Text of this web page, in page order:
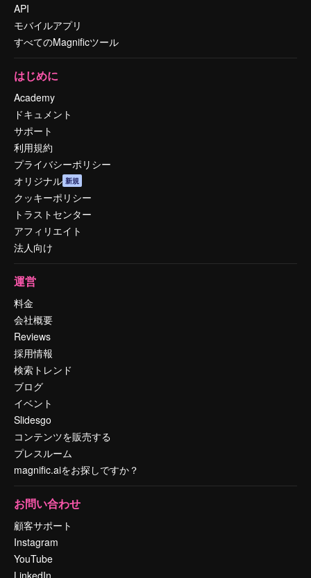
API
モバイルアプリ
すべてのMagnificツール
はじめに
Academy
ドキュメント
サポート
利用規約
プライバシーポリシー
オリジナル 新規
クッキーポリシー
トラストセンター
アフィリエイト
法人向け
運営
料金
会社概要
Reviews
採用情報
検索トレンド
ブログ
イベント
Slidesgo
コンテンツを販売する
プレスルーム
magnific.aiをお探しですか？
お問い合わせ
顧客サポート
Instagram
YouTube
LinkedIn